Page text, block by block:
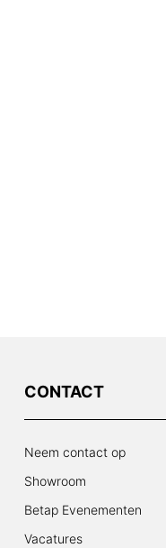
CONTACT
Neem contact op
Showroom
Betap Evenementen
Vacatures